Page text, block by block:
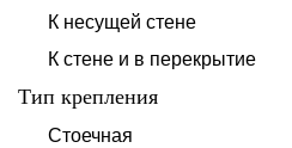
К несущей стене
К стене и в перекрытие
Тип крепления
Стоечная